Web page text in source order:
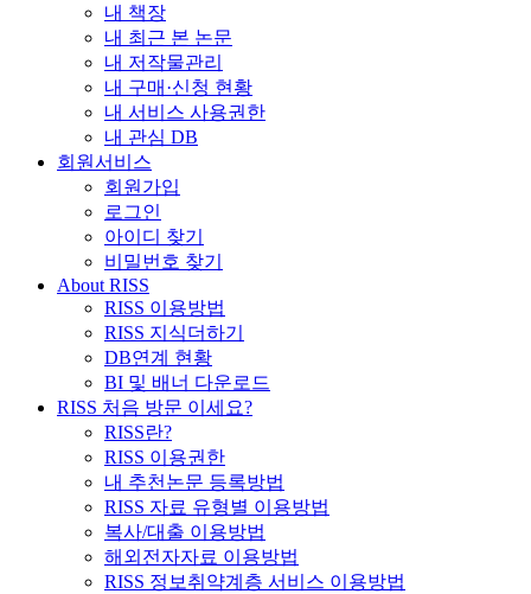
내 책장
내 최근 본 논문
내 저작물관리
내 구매·신청 현황
내 서비스 사용권한
내 관심 DB
회원서비스
회원가입
로그인
아이디 찾기
비밀번호 찾기
About RISS
RISS 이용방법
RISS 지식더하기
DB연계 현황
BI 및 배너 다운로드
RISS 처음 방문 이세요?
RISS란?
RISS 이용권한
내 추천논문 등록방법
RISS 자료 유형별 이용방법
복사/대출 이용방법
해외전자자료 이용방법
RISS 정보취약계층 서비스 이용방법